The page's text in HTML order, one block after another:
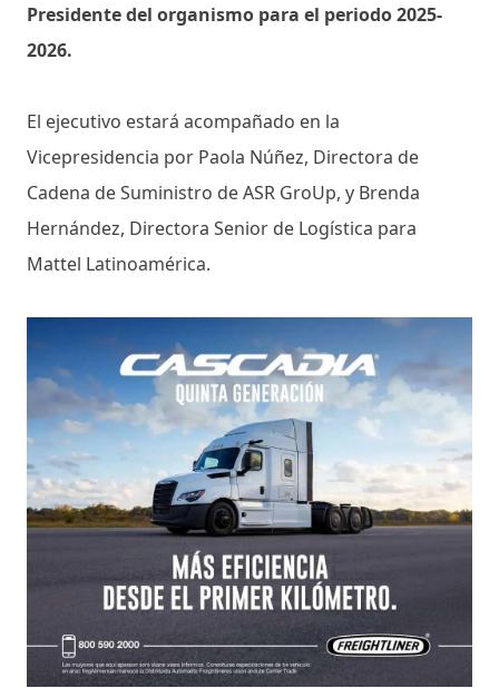
Presidente del organismo para el periodo 2025-
2026.
El ejecutivo estará acompañado en la
Vicepresidencia por Paola Núñez, Directora de
Cadena de Suministro de ASR GroUp, y Brenda
Hernández, Directora Senior de Logística para
Mattel Latinoamérica.